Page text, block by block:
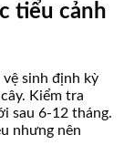
tiểu cảnh
sinh định kỳ
Kiểm tra
sau 6-12 tháng.
nhưng nên